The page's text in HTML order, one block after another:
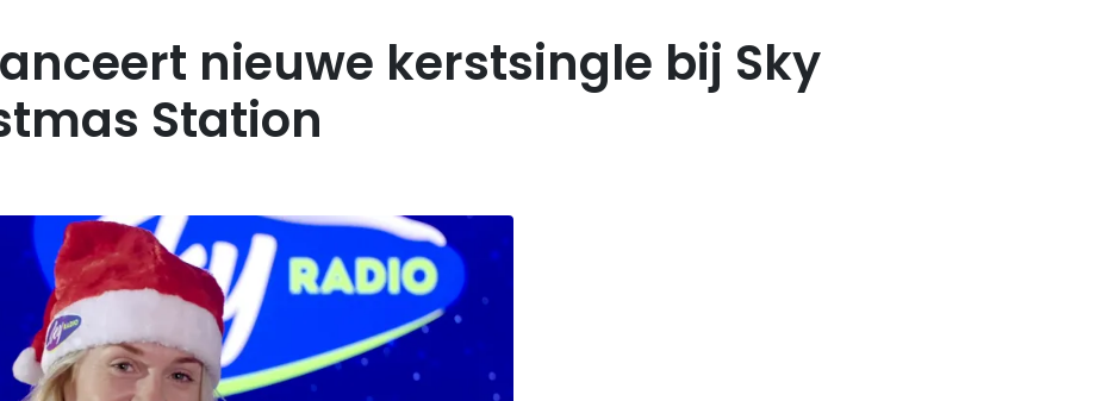
nieuwe kerstsingle bij Sky
Station